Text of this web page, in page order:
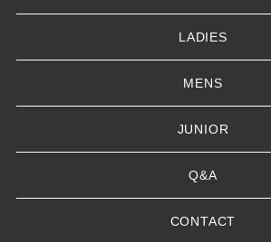
LADIES
MENS
JUNIOR
Q&A
CONTACT